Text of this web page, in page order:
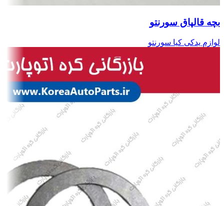
بچه قالپاق سورنتو
لوازم یدکی کیا سورنتو